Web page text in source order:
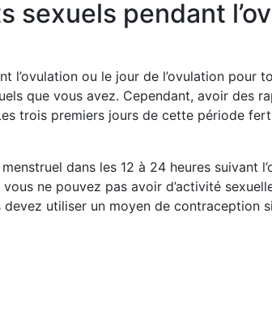
pendant
l’ovulation ou le jour de l’ovulation pour
que vous avez. Cependant, avoir des
trois premiers jours de cette période
dans les 12 à 24 heures suivant
ne pouvez pas avoir d’activité
utiliser un moyen de contraception